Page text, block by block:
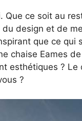
Que ce soit au
design et de
que ce qui
chaise Eames
esthétiques ? Le
?